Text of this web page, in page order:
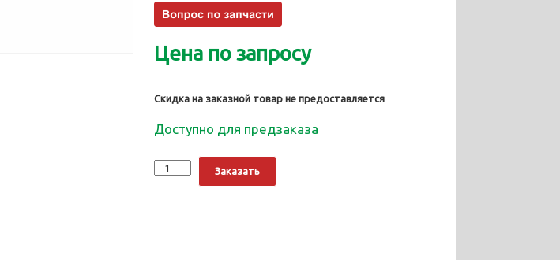
Цена по запросу
Скидка на заказной товар не предоставляется
Доступно для предзаказа
Количество
Поршни
Заказать